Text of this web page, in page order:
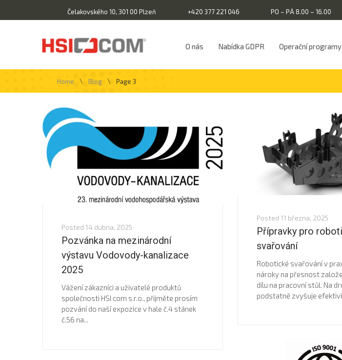
Čelakovského 10, 301 00 Plzeň +420 377 221 046 PO – PÁ 8.00 – 16.00
O nás Nabídka GDPR Operační programy
Home \ Blog \ Page 3
Posted 14 dubna, 2025
Pozvánka na mezinárodní
výstavu Vodovody-kanalizace
2025
Vážení zákazníci a uživatelé produktů
společnosti HSI com s.r.o., přijměte prosím
pozvání do naší expozice v hale č.4 stánek
č.56 na...
Posted 11 března, 2025
Přípravky pro
svařování
Robotické svařování v
nároky na přesnost
dílu na pracovní stůl. Na
podstatně zvyšuje